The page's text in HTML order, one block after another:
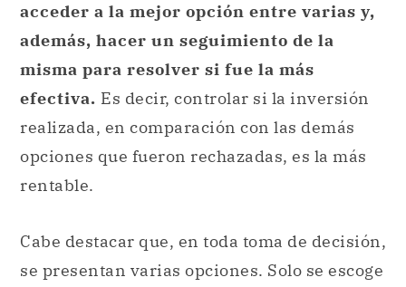
acceder a la mejor opción entre varias y,
además, hacer un seguimiento de la
misma para resolver si fue la más
efectiva. Es decir, controlar si la inversión
realizada, en comparación con las demás
opciones que fueron rechazadas, es la más
rentable.
Cabe destacar que, en toda toma de decisión,
se presentan varias opciones. Solo se escoge